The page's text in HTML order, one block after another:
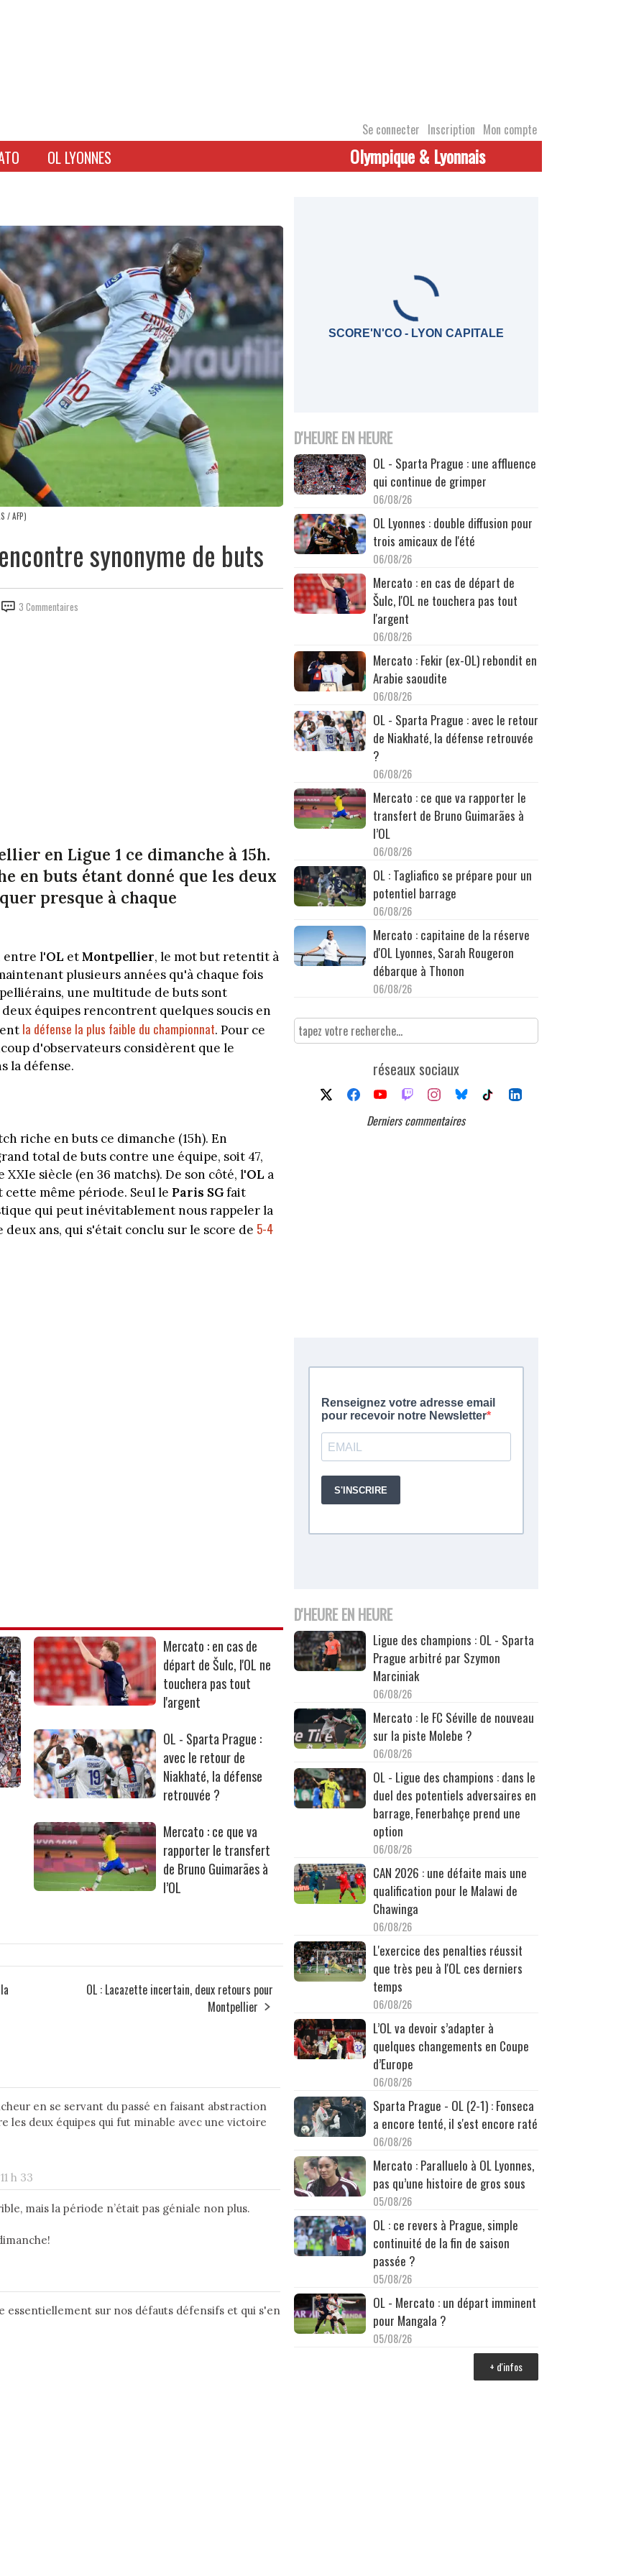
Se connecter Inscription Mon compte
OL LYONNES Olympique & Lyonnais
/ AFP)
synonyme de buts
3 Commentaires
en Ligue 1 ce dimanche à 15h.
en buts étant donné que les deux
presque à chaque
entre l'OL etMontpellier, le mot but retentit à
plusieurs années qu'à chaque fois
une multitude de buts sont
équipes rencontrent quelques soucis en
la défense la plus faible du championnat. Pour ce
d'observateurs considèrent que le
la défense.
riche en buts ce dimanche (15h). En
total de buts contre une équipe, soit 47,
siècle (en 36 matchs). De son côté, l'OL a
cette même période. Seul le Paris SGfait
qui peut inévitablement nous rappeler la
ans, qui s'était conclu sur le score de 5-4
Mercato : en cas de
départ de Šulc, l'OL ne
touchera pas tout
l'argent
OL - Sparta Prague :
avec le retour de
Niakhaté, la défense
retrouvée ?
Mercato : ce que va
rapporter le transfert
de Bruno Guimarães à
l’OL
OL : Lacazette incertain, deux retours pour
Montpellier
en se servant du passé en faisant abstraction
deux équipes qui fut minable avec une victoire
h 33
mais la période n’était pas géniale non plus.
essentiellement sur nos défauts défensifs et qui s'en
SCORE'N'CO - LYON CAPITALE
D'HEURE EN HEURE
OL - Sparta Prague : une affluence
qui continue de grimper
06/08/26
OL Lyonnes : double diffusion pour
trois amicaux de l'été
06/08/26
Mercato : en cas de départ de
Šulc, l'OL ne touchera pas tout
l'argent
06/08/26
Mercato : Fekir (ex-OL) rebondit en
Arabie saoudite
06/08/26
OL - Sparta Prague : avec le retour
de Niakhaté, la défense retrouvée
?
06/08/26
Mercato : ce que va rapporter le
transfert de Bruno Guimarães à
l’OL
06/08/26
OL : Tagliafico se prépare pour un
potentiel barrage
06/08/26
Mercato : capitaine de la réserve
d'OL Lyonnes, Sarah Rougeron
débarque à Thonon
06/08/26
réseaux sociaux
Derniers commentaires
D'HEURE EN HEURE
Ligue des champions : OL - Sparta
Prague arbitré par Szymon
Marciniak
06/08/26
Mercato : le FC Séville de nouveau
sur la piste Molebe ?
06/08/26
OL - Ligue des champions : dans le
duel des potentiels adversaires en
barrage, Fenerbahçe prend une
option
06/08/26
CAN 2026 : une défaite mais une
qualification pour le Malawi de
Chawinga
06/08/26
L'exercice des penalties réussit
que très peu à l'OL ces derniers
temps
06/08/26
L’OL va devoir s’adapter à
quelques changements en Coupe
d’Europe
06/08/26
Sparta Prague - OL (2-1) : Fonseca
a encore tenté, il s'est encore raté
06/08/26
Mercato : Paralluelo à OL Lyonnes,
pas qu’une histoire de gros sous
05/08/26
OL : ce revers à Prague, simple
continuité de la fin de saison
passée ?
05/08/26
OL - Mercato : un départ imminent
pour Mangala ?
05/08/26
+ d'infos